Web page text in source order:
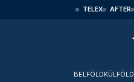
TELEX AFTER
BELFÖLDKÜLFÖLD